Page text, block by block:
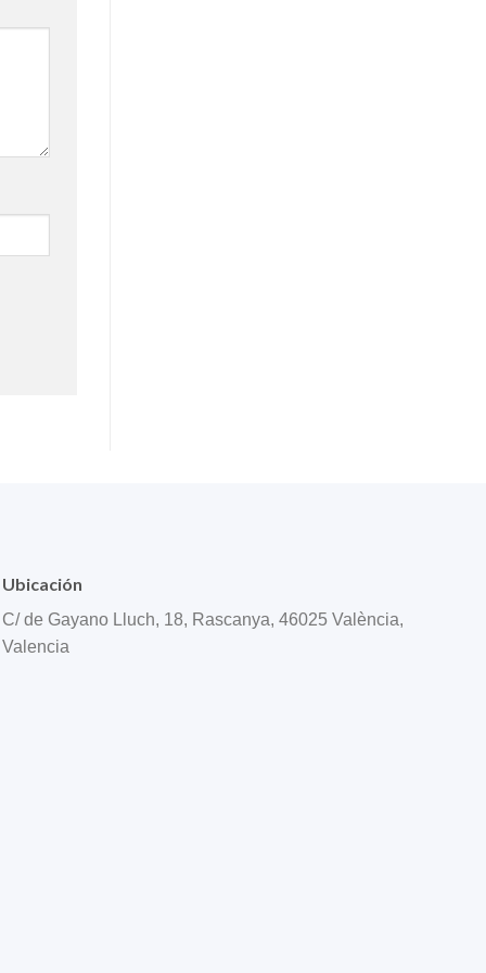
Ubicación
C/ de Gayano Lluch, 18, Rascanya, 46025 València,
Valencia